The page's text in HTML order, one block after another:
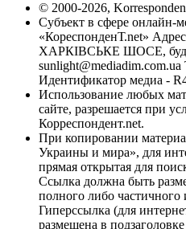
© 2000-2026,
Субъект в сфере онлайн-
«КореспонденТ.net»
ХАРКІВСЬКЕ ШОСЕ,
sunlight@mediadim.com.ua
Идентификатор медиа -
Использование любых
сайте, разрешается при
Корреспондент.net.
При копировании
Украины и мира», для
прямая открытая для
Ссылка должна быть
полного либо частичного
Гиперссылка (для
размещена в